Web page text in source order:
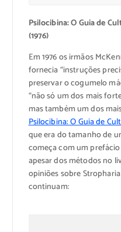
Psilocibina: O Guia de
(1976)
Em 1976 os irmãos
fornecia “instruções
preservar o cogumelo
“não só um dos mais
mas também um dos
Psilocibina: O Guia de
que era do tamanho de
começa com um
apesar dos métodos no
opiniões sobre
continuam: